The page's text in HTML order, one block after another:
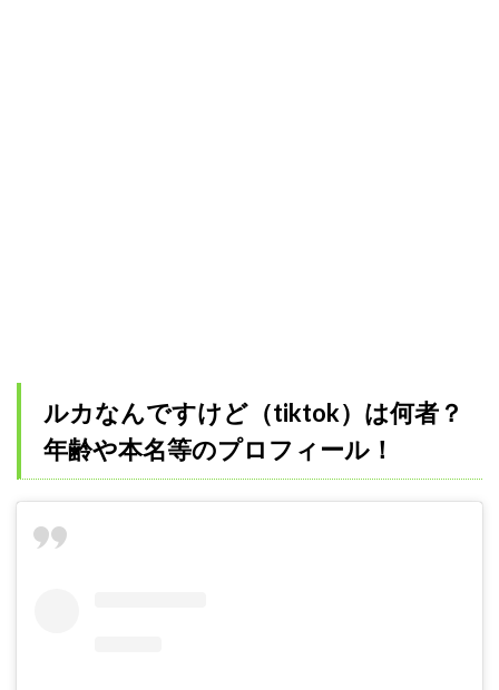
ルカなんですけど（tiktok）は何者？
年齢や本名等のプロフィール！